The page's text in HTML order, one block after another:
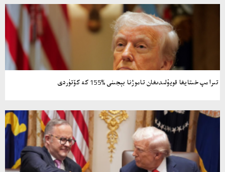
تىرامپ خىتايغا قويۇلىدىغان تاموژنا بېجىنى %155 كە كۆتۈردى